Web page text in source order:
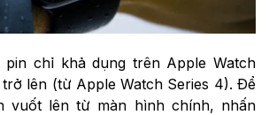
pin chỉ khả dụng trên Apple Watch
lên (từ Apple Watch Series 4). Để
vuốt lên từ màn hình chính, nhấn